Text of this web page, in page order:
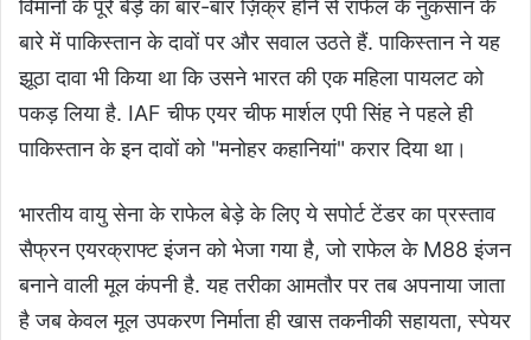
विमानों के पूरे बेड़े का बार-बार ज़िक्र होने से राफेल के नुकसान के
बारे में पाकिस्तान के दावों पर और सवाल उठते हैं. पाकिस्तान ने यह
झूठा दावा भी किया था कि उसने भारत की एक महिला पायलट को
पकड़ लिया है. IAF चीफ एयर चीफ मार्शल एपी सिंह ने पहले ही
पाकिस्तान के इन दावों को "मनोहर कहानियां" करार दिया था।
भारतीय वायु सेना के राफेल बेड़े के लिए ये सपोर्ट टेंडर का प्रस्ताव
सैफ्रन एयरक्राफ्ट इंजन को भेजा गया है, जो राफेल के M88 इंजन
बनाने वाली मूल कंपनी है. यह तरीका आमतौर पर तब अपनाया जाता
है जब केवल मूल उपकरण निर्माता ही खास तकनीकी सहायता, स्पेयर